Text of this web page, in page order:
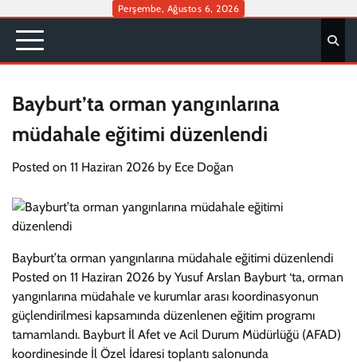
content
Perşembe, Ağustos 6, 2026
Bayburt’ta orman yangınlarına
müdahale eğitimi düzenlendi
Posted on 11 Haziran 2026 by Ece Doğan
Bayburt’ta orman yangınlarına müdahale eğitimi düzenlendi
Posted on 11 Haziran 2026 by Yusuf Arslan Bayburt ‘ta, orman
yangınlarına müdahale ve kurumlar arası koordinasyonun
güçlendirilmesi kapsamında düzenlenen eğitim programı
tamamlandı. Bayburt İl Afet ve Acil Durum Müdürlüğü (AFAD)
koordinesinde İl Özel İdaresi toplantı salonunda